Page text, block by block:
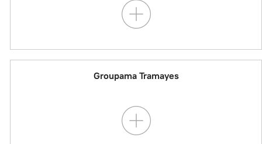
Groupama Tramayes